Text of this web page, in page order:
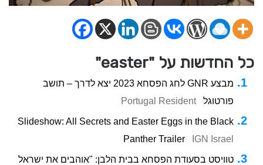
כל החדשות על "easter"
מבצע GNR לחג הפסחא 2023 יצא לדרך – תושב
פורטוגל
Portugal Resident
Slideshow: All Secrets and Easter Eggs in the Black
Panther Trailer
IGN Israel
טוויסט בסעודת הפסחא בבית הלבן: "אוהבים את ישראל